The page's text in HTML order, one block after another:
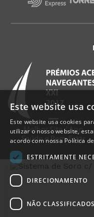
Este website usa
Este website usa cookies
utilizar o nosso website,
acordo com nossa Política
ESTRITAMENTE
DIRECIONAMENTO
NÃO CLASSIFICADOS